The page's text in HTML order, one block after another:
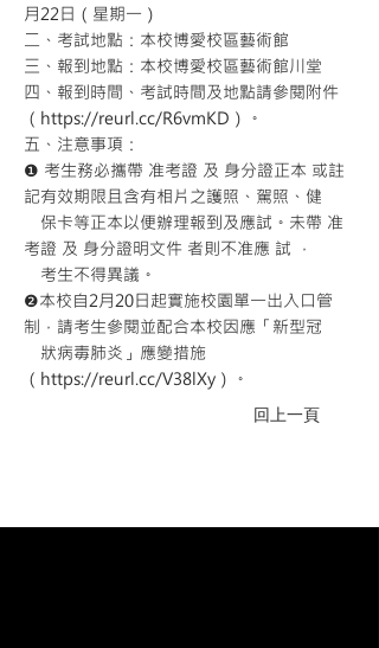
月22日（星期一）
二、考試地點：本校博愛校區藝術館
三、報到地點：本校博愛校區藝術館川堂
四、報到時間、考試時間及地點請參閱附件
（ https://reurl.cc/R6vmKD ）。
五、注意事項：
❶ 考生務必攜帶 准考證 及 身分證正本 或註
記有效期限且含有相片之護照、駕照、健
保卡等正本以便辦理報到及應試。未帶 准
考證 及 身分證明文件 者則不准應 試 ，
考生不得異議。
❷本校自2月20日起實施校園單一出入口管
制，請考生參閱並配合本校因應「新型冠
狀病毒肺炎」應變措施
（ https://reurl.cc/V38lXy ）。
回上一頁